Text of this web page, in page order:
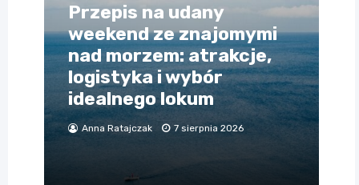
Przepis na udany
weekend ze znajomymi
nad morzem: atrakcje,
logistyka i wybór
idealnego lokum
Anna Ratajczak 7 sierpnia 2026